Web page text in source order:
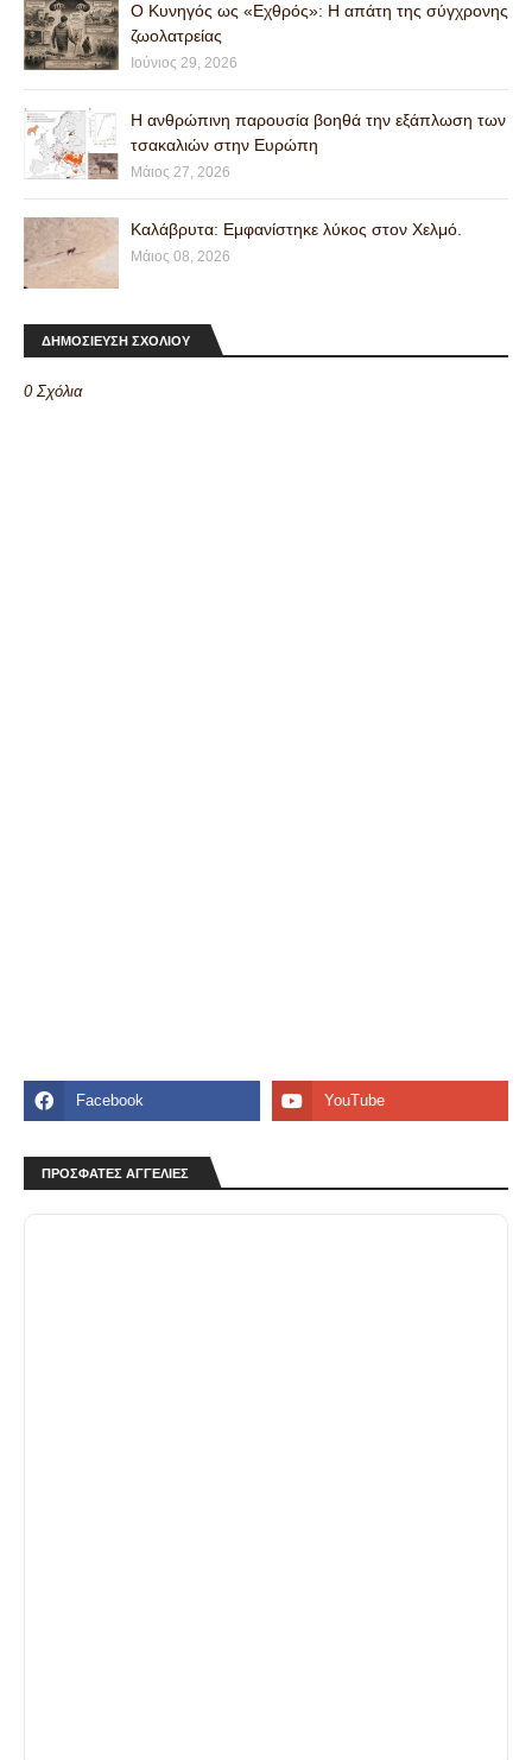
Ο Κυνηγός ως «Εχθρός»: Η απάτη της σύγχρονης
ζωολατρείας
Ιούνιος 29, 2026
Η ανθρώπινη παρουσία βοηθά την εξάπλωση των
τσακαλιών στην Ευρώπη
Μάιος 27, 2026
Καλάβρυτα: Εμφανίστηκε λύκος στον Χελμό.
Μάιος 08, 2026
ΔΗΜΟΣΙΕΥΣΗ ΣΧΟΛΙΟΥ
0 Σχόλια
ΠΡΟΣΦΑΤΕΣ ΑΓΓΕΛΙΕΣ